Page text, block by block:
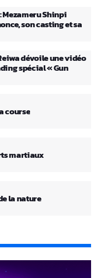
Mezameru Shinpi
son casting et sa
dévoile une vidéo
spécial « Gun
course
martiaux
la nature